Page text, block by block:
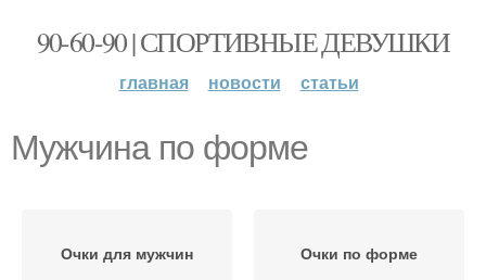
90-60-90 | СПОРТИВНЫЕ ДЕВУШКИ
главная новости статьи
Мужчина по форме
Очки для мужчин Очки по форме